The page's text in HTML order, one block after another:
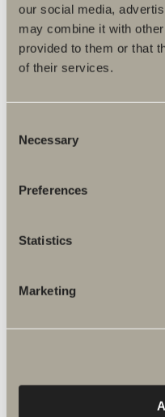
our social media,
may combine it with
provided to them or that
of their services.
Selection
Necessary
Preferences
Statistics
Marketing
I lager
Art.nr:
I lager